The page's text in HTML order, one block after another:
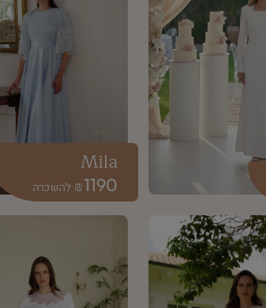
1190
₪
Mila